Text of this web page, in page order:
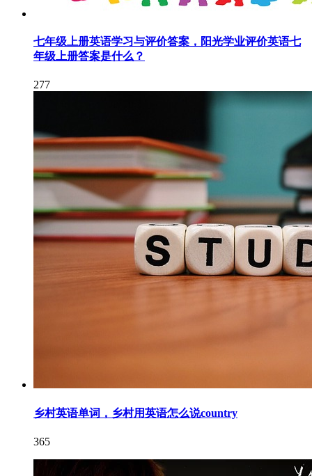
七年级上册英语学习与评价答案，阳光学业评价英语七
年级上册答案是什么？
277
乡村英语单词，乡村用英语怎么说country
365